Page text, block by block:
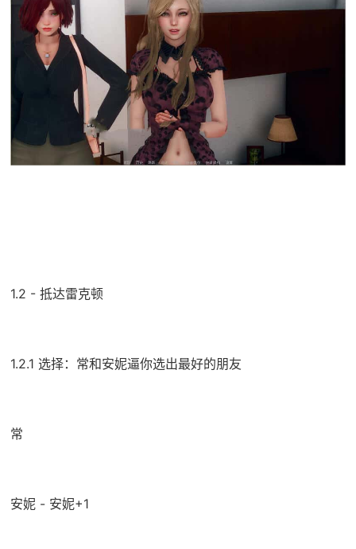
1.2 - 抵达雷克顿
1.2.1 选择：常和安妮逼你选出最好的朋友
常
安妮 - 安妮+1